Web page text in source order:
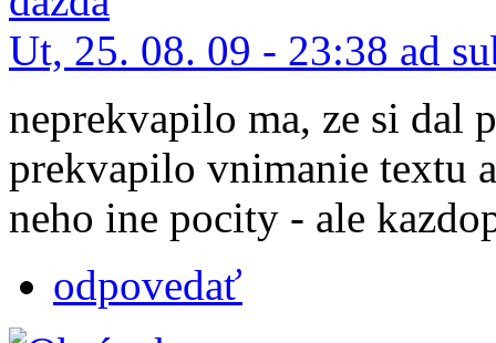
Ut, 25. 08. 09 - 23:38 ad
neprekvapilo ma, ze si dal
prekvapilo vnimanie textu
neho ine pocity - ale
odpovedať